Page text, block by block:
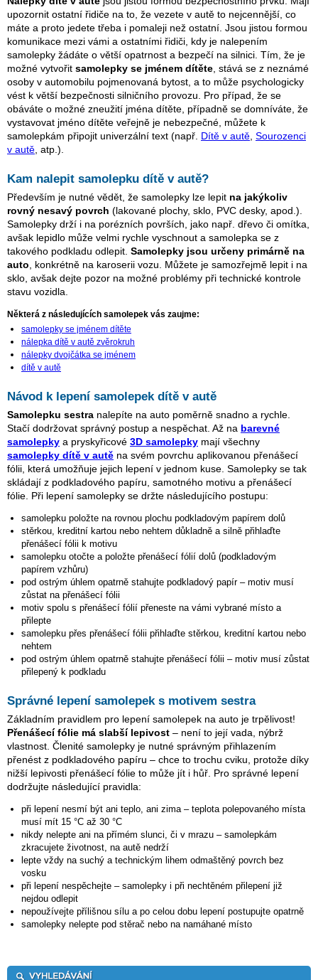
upozornit ostatní řidiče na to, že vezete v autě to nejcennější, co
máte a proto jedete třeba i pomaleji než ostatní. Jsou jistou formou
komunikace mezi vámi a ostatními řidiči, kdy je nalepením
samolepky žádáte o větší opatrnost a bezpečí na silnici. Tím, že je
možné vytvořit samolepky se jménem dítěte , stává se z neznámé
osoby v automobilu pojmenovaná bytost, a to může psychologicky
vést k větší bezpečnosti silničního provozu. Pro případ, že se
obáváte o možné zneužití jména dítěte, případně se domníváte, že
vystavovat jméno dítěte veřejně je nebezpečné, můžete k
samolepkám připojit univerzální text (např. Dítě v autě Sourozenci
v autě , atp.).
Kam nalepit samolepku dítě v autě?
Především je nutné vědět, že samolepky lze lepit na jakýkoliv
rovný nesavý povrch (lakované plochy, sklo, PVC desky, apod.).
Samolepky drží i na porézních površích, jako např. dřevo či omítka,
avšak lepidlo může velmi rychle vyschnout a samolepka se z
takového podkladu odlepit. Samolepky jsou určeny primárně na
auto , konkrétně na karoserii vozu. Můžete je samozřejmě lepit i na
sklo, avšak dejte pozor na možné problémy při technické kontrole
stavu vozidla.
Některá z následujících samolepek vás zaujme:
samolepky se jménem dítěte
nálepka dítě v autě zvěrokruh
nálepky dvojčátka se jménem
dítě v autě
Návod k lepení samolepek dítě v autě
Samolepku sestra nalepíte na auto poměrně snadno a rychle.
Stačí dodržovat správný postup a nespěchat. Až na barevné
samolepky a pryskyřicové 3D samolepky mají všechny
samolepky dítě v autě na svém povrchu aplikovanou přenášecí
fólii, která umožňuje jejich lepení v jednom kuse. Samolepky se tak
skládají z podkladového papíru, samotného motivu a přenášecí
fólie. Při lepení samolepky se držte následujícího postupu:
samolepku položte na rovnou plochu podkladovým papírem dolů
stěrkou, kreditní kartou nebo nehtem důkladně a silně přihlaďte
přenášecí fólii k motivu
samolepku otočte a položte přenášecí fólií dolů (podkladovým
papírem vzhůru)
pod ostrým úhlem opatrně stahujte podkladový papír – motiv musí
zůstat na přenášecí fólii
motiv spolu s přenášecí fólií přeneste na vámi vybrané místo a
přilepte
samolepku přes přenášecí fólii přihlaďte stěrkou, kreditní kartou nebo
nehtem
pod ostrým úhlem opatrně stahujte přenášecí fólii – motiv musí zůstat
přilepený k podkladu
Správné lepení samolepek s motivem sestra
Základním pravidlem pro lepení samolepek na auto je trpělivost!
Přenášecí fólie má slabší lepivost – není to její vada, nýbrž
vlastnost. Členité samolepky je nutné správným přihlazením
přenést z podkladového papíru – chce to trochu cviku, protože díky
nižší lepivosti přenášecí fólie to může jít i hůř. Pro správné lepení
dodržujte následující pravidla:
při lepení nesmí být ani teplo, ani zima – teplota polepovaného místa
musí mít 15 °C až 30 °C
nikdy nelepte ani na přímém slunci, či v mrazu – samolepkám
zkracujete životnost, na autě nedrží
lepte vždy na suchý a technickým lihem odmaštěný povrch bez
vosku
při lepení nespěchejte – samolepky i při nechtěném přilepení již
nejdou odlepit
nepoužívejte přílišnou sílu a po celou dobu lepení postupujte opatrně
samolepky nelepte pod stěrač nebo na namáhané místo